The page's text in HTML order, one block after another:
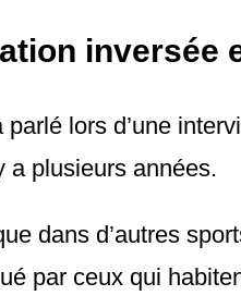
inversée
lors d’une
a plusieurs années.
dans d’autres
par ceux qui